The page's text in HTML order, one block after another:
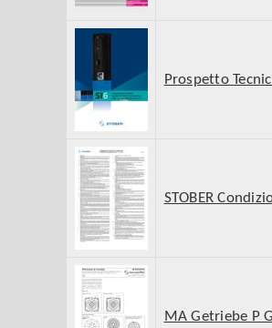
Prospetto
STOBER
MA Getriebe P